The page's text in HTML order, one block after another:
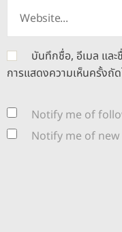
บันทึกชื่อ, อีเมล และ
การแสดงความเห็นครั้งถัด
Notify me of
Notify me of